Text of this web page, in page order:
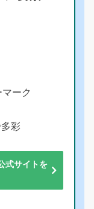
ーク
彩
式サイトを